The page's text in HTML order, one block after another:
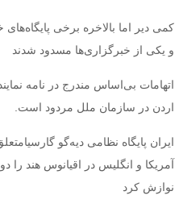
کمی دیر اما بالاخره برخی پایگاه‌های
و یکی از خبرگزاری‌ها مسدود شدند
اتهامات بی‌اساس مندرج در نامه
اردن در سازمان ملل مردود است.
ایران پایگاه نظامی دیه‌گو
آمریکا و انگلیس در اقیانوس هند را
نوازش کرد